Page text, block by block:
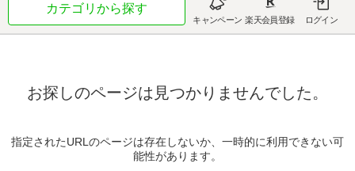
カテゴリから探す
キャンペーン 楽天会員登録 ログイン
お探しのページは見つかりませんでした。
指定されたURLのページは存在しないか、一時的に利用できない可
能性があります。